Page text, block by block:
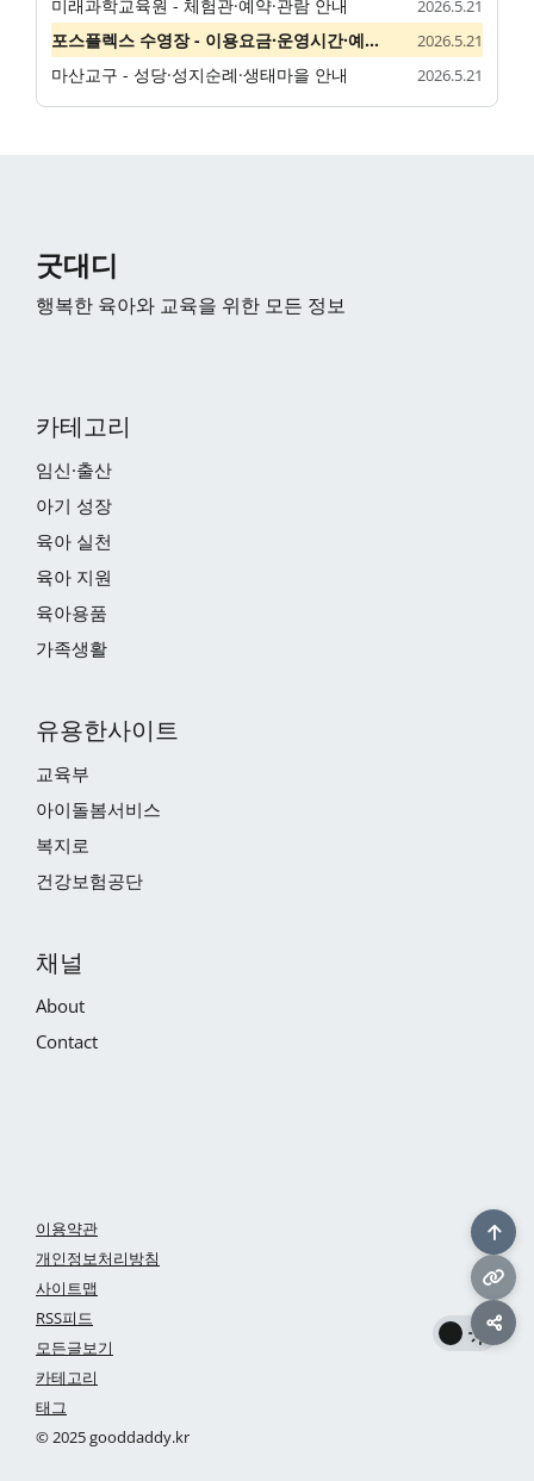
미래과학교육원 - 체험관·예약·관람 안내 2026.5.21
포스플렉스 수영장 - 이용요금·운영시간·예약 안내 2026.5.21
마산교구 - 성당·성지순례·생태마을 안내 2026.5.21
굿대디
행복한 육아와 교육을 위한 모든 정보
카테고리
임신·출산
아기 성장
육아 실천
육아 지원
육아용품
가족생활
유용한사이트
교육부
아이돌봄서비스
복지로
건강보험공단
채널
About
Contact
이용약관
개인정보처리방침
사이트맵
RSS피드
모든글보기
카테고리
태그
© 2025 gooddaddy.kr